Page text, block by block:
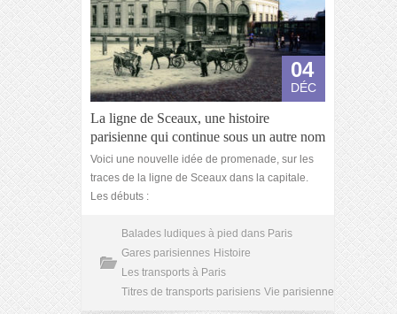
04
DÉC
La ligne de Sceaux, une histoire
parisienne qui continue sous un autre nom
Voici une nouvelle idée de promenade, sur les
traces de la ligne de Sceaux dans la capitale.
Les débuts :
Balades ludiques à pied dans Paris
Gares parisiennes Histoire
Les transports à Paris
Titres de transports parisiens Vie parisienne